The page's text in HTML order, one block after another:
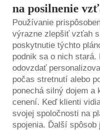
na posilnenie
Používanie
výrazne zlepšiť vzťah
poskytnutie týchto
podnik sa o nich
odovzdať
počas stretnutí alebo
ponechá silný dojem a
cenení. Keď klienti
svojej spoločnosti na
spojenia. Ďalší